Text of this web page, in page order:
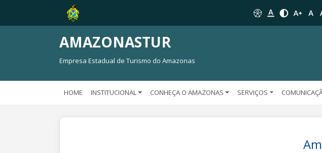
AMAZONASTUR
Empresa Estadual de Turismo do Amazonas
HOME INSTITUCIONAL CONHEÇA O AMAZONAS SERVIÇOS